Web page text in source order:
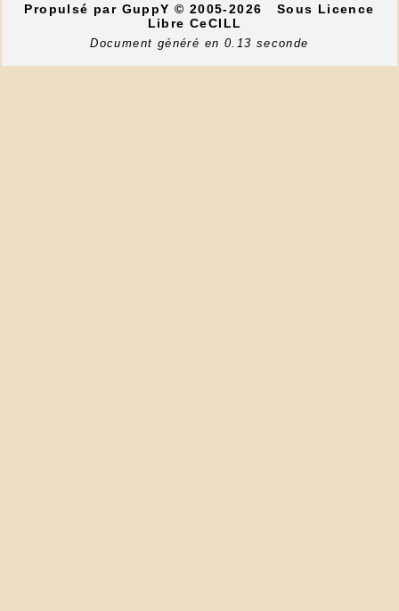
Propulsé par GuppY© 2005-2026
Sous Licence
Libre CeCILL
Document généré en 0.13 seconde